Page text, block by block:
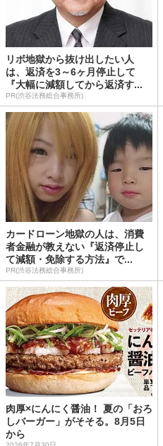
リボ地獄から抜け出したい人
は、返済を3～6ヶ月停止して
『大幅に減額してから返済す...
PR(渋谷法務総合事務所)
カードローン地獄の人は、消費
者金融が教えない『返済停止し
て減額・免除する方法』で...
PR(渋谷法務総合事務所)
肉厚×にんにく醤油！ 夏の「おろ
しバーガー」がそそる。8月5日
から